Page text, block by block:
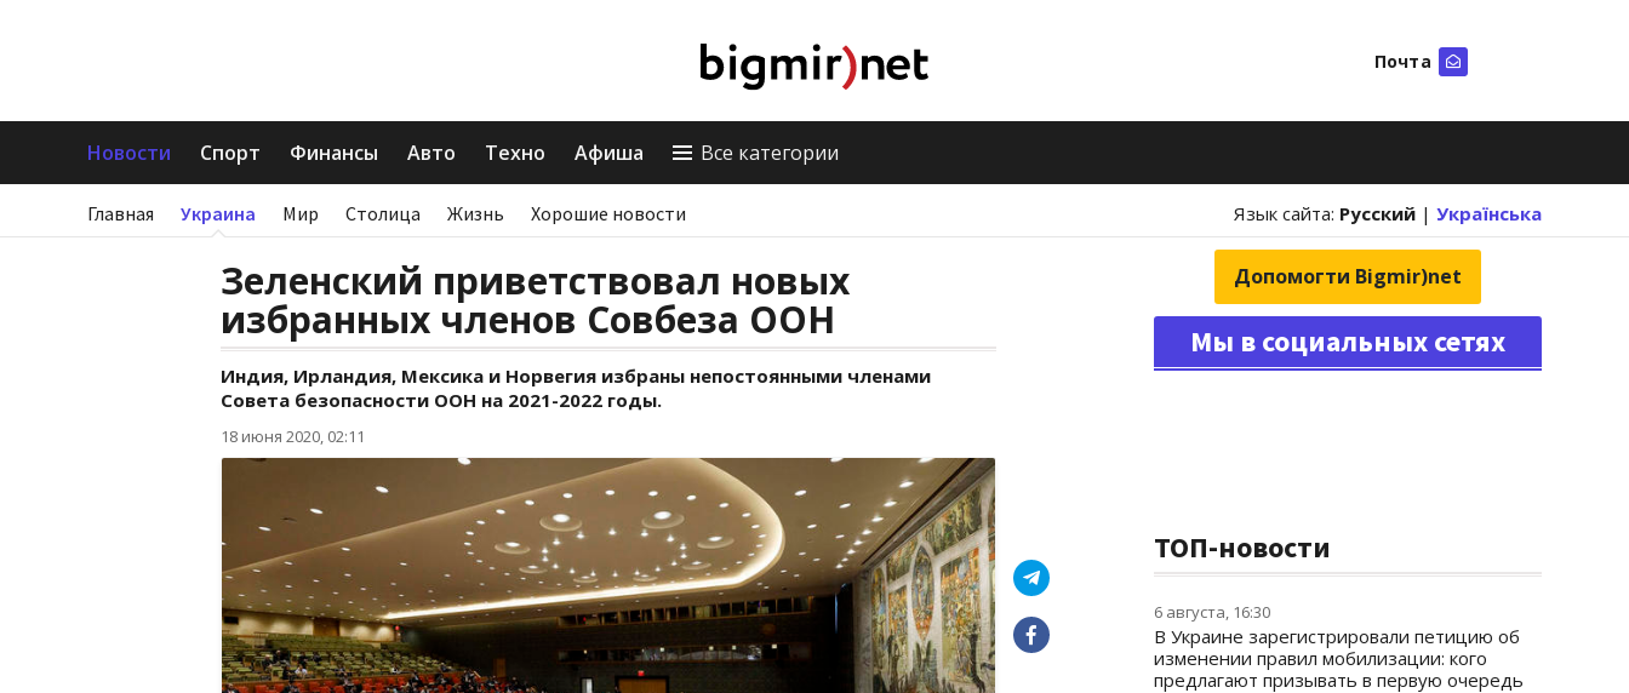
Почта
Новости Спорт Финансы Авто Техно Афиша Все категории
Главная Украина Мир Столица Жизнь Хорошие новости Язык сайта: Русский | Українська
Зеленский приветствовал новых
избранных членов Совбеза ООН
Индия, Ирландия, Мексика и Норвегия избраны непостоянными членами
Совета безопасности ООН на 2021-2022 годы.
18 июня 2020, 02:11
Допомогти Bigmir)net
Мы в социальных сетях
ТОП-новости
6 августа, 16:30
В Украине зарегистрировали петицию об
изменении правил мобилизации: кого
предлагают призывать в первую очередь